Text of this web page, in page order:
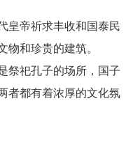
皇帝祈求丰收和国泰民
和珍贵的建筑。
祭祀孔子的场所，国子
者都有着浓厚的文化氛